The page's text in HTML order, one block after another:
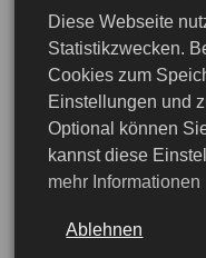
Канада
На нашем сайте
подробные
инструменты,
организовать
комфортно. Вы
визовыми
Визаили задать
нашим
окажем вам
Diese Webseite
Statistikzwecken.
Cookies zum
Einstellungen und
Optional können
kannst diese
mehr Informationen
Ablehnen